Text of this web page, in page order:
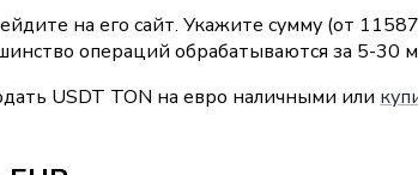
на его сайт. Укажите сумму (от
операций обрабатываются за 5-30
USDT TON на евро наличными или